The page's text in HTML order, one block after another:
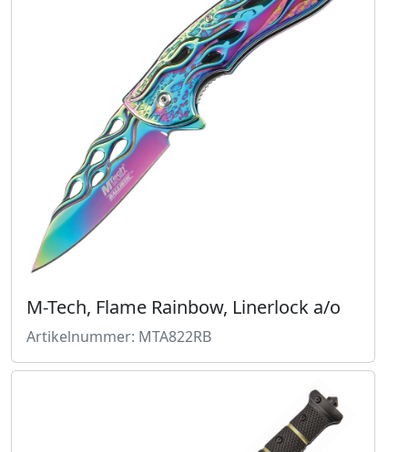
M-Tech, Flame Rainbow, Linerlock a/o
Artikelnummer: MTA822RB